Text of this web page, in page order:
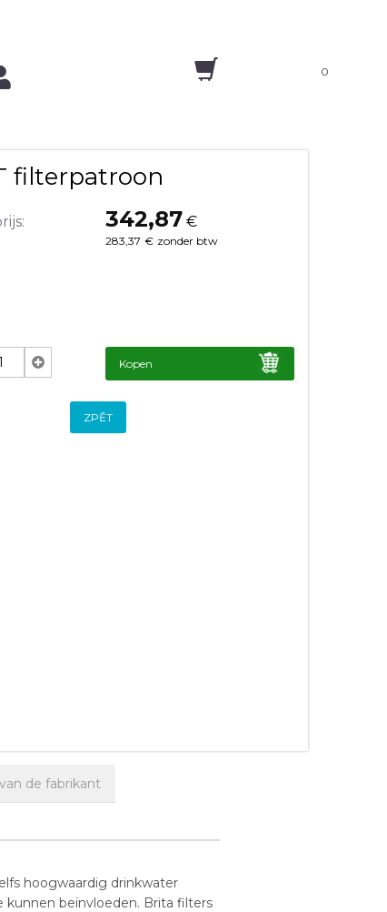
0
filterpatroon
342,87 €
283,37 € zonder btw
Kopen
ZPĚT
de fabrikant
hoogwaardig drinkwater
beïnvloeden. Brita filters